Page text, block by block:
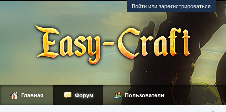
Войти или зарегистрироваться
Главная Форум Пользователи